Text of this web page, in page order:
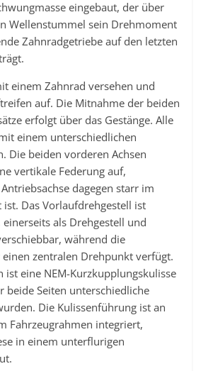
eingebaut, der über
Wellenstummel sein Drehmoment
Zahnradgetriebe auf den letzten
einem Zahnrad versehen und
auf. Die Mitnahme der beiden
erfolgt über das Gestänge. Alle
einem unterschiedlichen
Die beiden vorderen Achsen
vertikale Federung auf,
dagegen starr im
ist. Das Vorlaufdrehgestell ist
als Drehgestell und
während die
einen zentralen Drehpunkt verfügt.
ist eine NEM-Kurzkupplungskulisse
beide Seiten unterschiedliche
Die Kulissenführung ist an
Fahrzeugrahmen integriert,
in einem unterflurigen